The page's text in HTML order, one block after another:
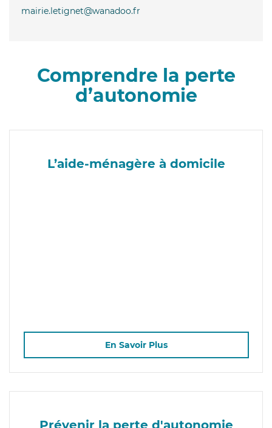
mairie.letignet@wanadoo.fr
Comprendre la perte
d’autonomie
L’aide-ménagère à domicile
En Savoir Plus
Prévenir la perte d'autonomie